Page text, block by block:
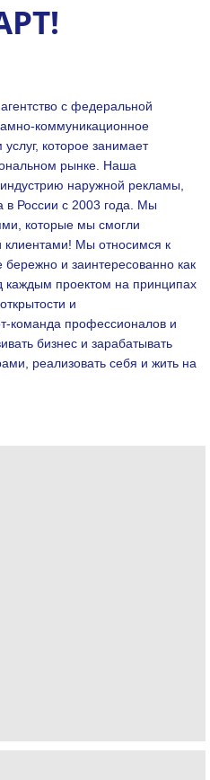
с федеральной
коммуникационное
которое занимает
рынке. Наша
наружной рекламы,
в России с 2003 года. Мы
которые мы смогли
клиентами! Мы относимся к
бережно и заинтересованно как
каждым проектом на принципах
и
команда профессионалов и
бизнес и зарабатывать
реализовать себя и жить на